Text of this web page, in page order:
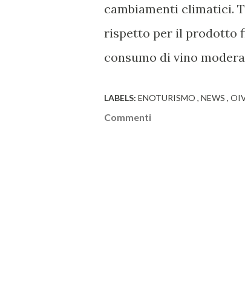
cambiamenti climatici.
rispetto per il prodotto
consumo di vino
LABELS: ENOTURISMO NEWS
Commenti